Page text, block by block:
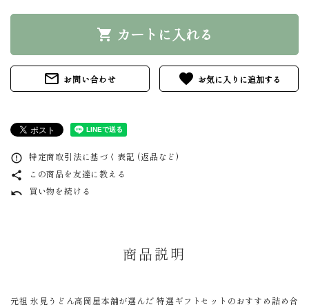
shopping_cart カートに入れる
mail_outline お問い合わせ favorite
error_outline 特定商取引法に基づく表記 (返品など)
share この商品を友達に教える
undo 買い物を続ける
商品説明
元祖 氷見うどん高岡屋本舗が選んだ 特選ギフトセットのおすすめ詰め合